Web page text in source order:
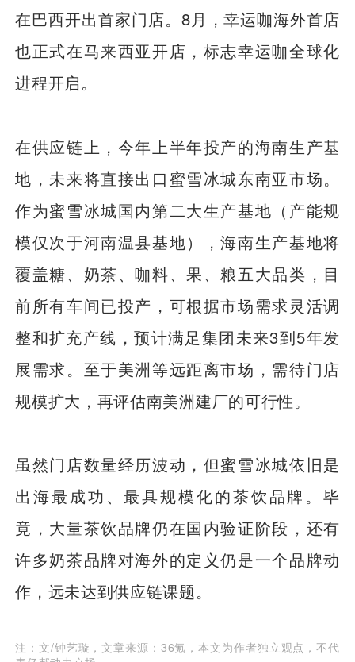
在巴西开出首家门店。8月，幸运咖海外首店
也正式在马来西亚开店，标志幸运咖全球化
进程开启。
在供应链上，今年上半年投产的海南生产基
地，未来将直接出口蜜雪冰城东南亚市场。
作为蜜雪冰城国内第二大生产基地（产能规
模仅次于河南温县基地），海南生产基地将
覆盖糖、奶茶、咖料、果、粮五大品类，目
前所有车间已投产，可根据市场需求灵活调
整和扩充产线，预计满足集团未来3到5年发
展需求。至于美洲等远距离市场，需待门店
规模扩大，再评估南美洲建厂的可行性。
虽然门店数量经历波动，但蜜雪冰城依旧是
出海最成功、最具规模化的茶饮品牌。毕
竟，大量茶饮品牌仍在国内验证阶段，还有
许多奶茶品牌对海外的定义仍是一个品牌动
作，远未达到供应链课题。
注：文/钟艺璇，文章来源：36氪，本文为作者独立观点，不代